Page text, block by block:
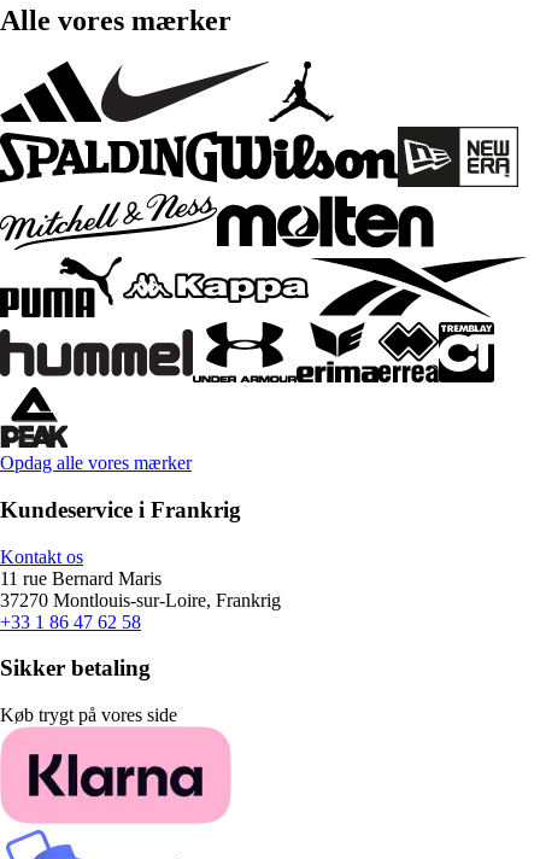
Alle vores mærker
Opdag alle vores mærker
Kundeservice i Frankrig
Kontakt os
11 rue Bernard Maris
37270 Montlouis-sur-Loire, Frankrig
+33 1 86 47 62 58
Sikker betaling
Køb trygt på vores side